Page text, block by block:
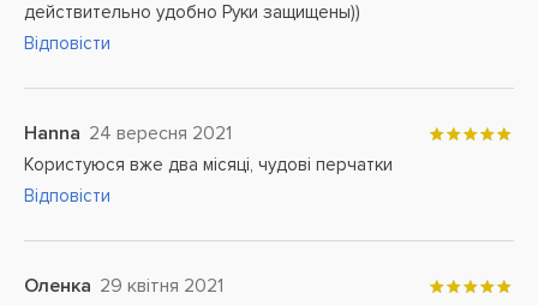
действительно удобно Руки защищены))
Відповісти
Hanna 24 вересня 2021
Користуюся вже два місяці, чудові перчатки
Відповісти
Оленка 29 квітня 2021